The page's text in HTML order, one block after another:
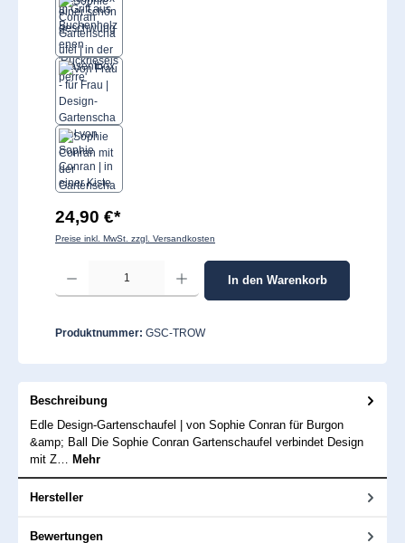
24,90 €*
Preise inkl. MwSt. zzgl. Versandkosten
Produkt Anzahl: Gib den gewünschten Wert ein oder benutze die Schaltflächen
In den Warenkorb
Produktnummer: GSC-TROW
Beschreibung
Edle Design-Gartenschaufel | von Sophie Conran für Burgon
&amp; Ball Die Sophie Conran Gartenschaufel verbindet Design
mit Z… Mehr
Hersteller
Bewertungen